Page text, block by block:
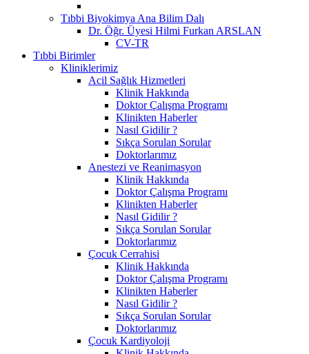
Tıbbi Biyokimya Ana Bilim Dalı
Dr. Öğr. Üyesi Hilmi Furkan ARSLAN
CV-TR
Tıbbi Birimler
Kliniklerimiz
Acil Sağlık Hizmetleri
Klinik Hakkında
Doktor Çalışma Programı
Klinikten Haberler
Nasıl Gidilir ?
Sıkça Sorulan Sorular
Doktorlarımız
Anestezi ve Reanimasyon
Klinik Hakkında
Doktor Çalışma Programı
Klinikten Haberler
Nasıl Gidilir ?
Sıkça Sorulan Sorular
Doktorlarımız
Çocuk Cerrahisi
Klinik Hakkında
Doktor Çalışma Programı
Klinikten Haberler
Nasıl Gidilir ?
Sıkça Sorulan Sorular
Doktorlarımız
Çocuk Kardiyoloji